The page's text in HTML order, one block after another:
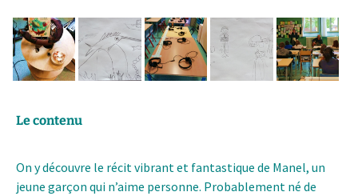
Le contenu
On y découvre le récit vibrant et fantastique de Manel, un
jeune garçon qui n’aime personne. Probablement né de